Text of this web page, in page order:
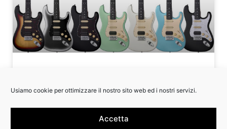
Usiamo cookie per ottimizzare il nostro sito web ed i nostri servizi.
Accetta
micro pedals, MOOER presenta una nuova serie di